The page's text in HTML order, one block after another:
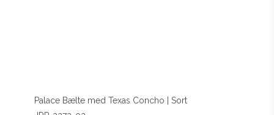
Palace Bælte med Texas Concho | Sort